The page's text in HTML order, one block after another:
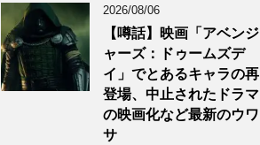
2026/08/06
【噂話】映画「アベンジ
ャーズ：ドゥームズデ
イ」でとあるキャラの再
登場、中止されたドラマ
の映画化など最新のウワ
サ